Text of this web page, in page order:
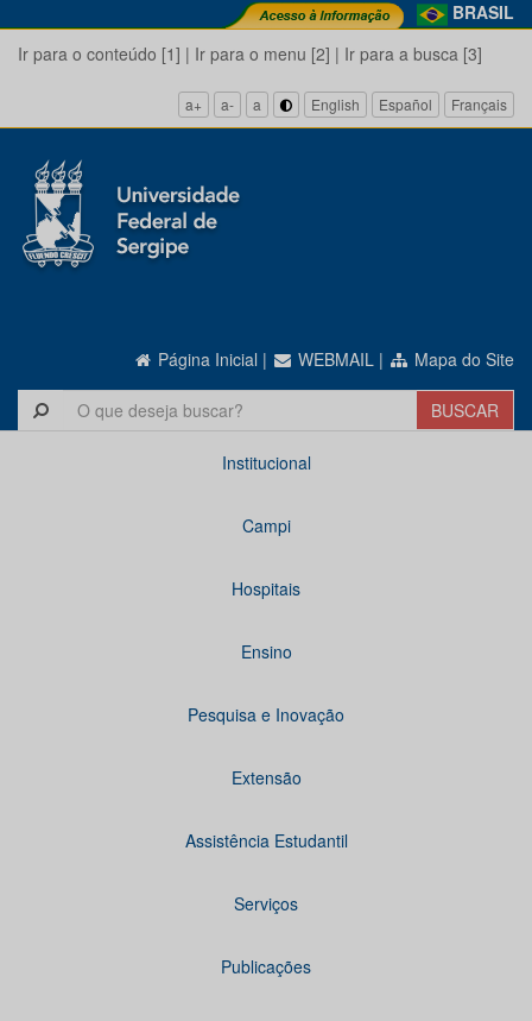
BRASIL
Ir para o conteúdo [1] | Ir para o menu [2] | Ir para a busca [3]
a+ a- a English Español Français
Página Inicial | WEBMAIL | Mapa do Site
Institucional
Campi
Hospitais
Ensino
Pesquisa e Inovação
Extensão
Assistência Estudantil
Serviços
Publicações